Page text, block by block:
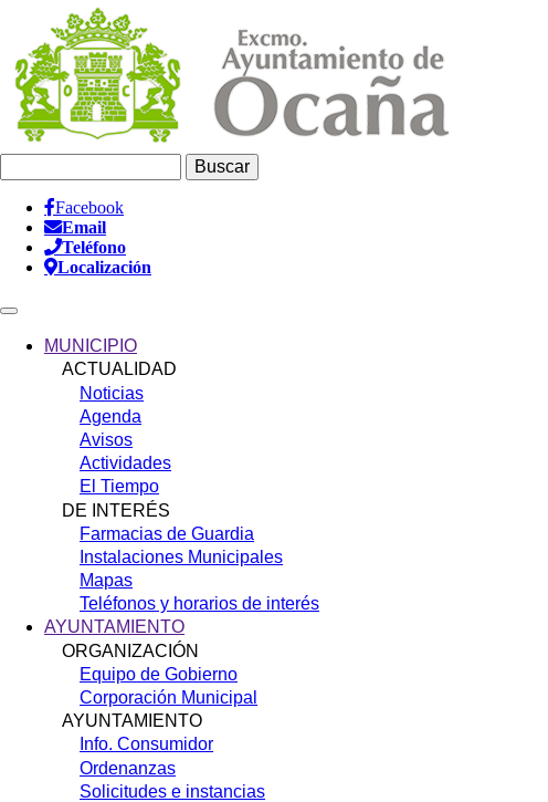
contenido
principal
Información
Header
Facebook
Email
Teléfono
Localización
navigationMUNICIPIO
ACTUALIDAD
Noticias
Agenda
Avisos
Actividades
El Tiempo
DE INTERÉS
Farmacias de Guardia
Instalaciones Municipales
Mapas
Teléfonos y horarios de interés
AYUNTAMIENTO
ORGANIZACIÓN
Equipo de Gobierno
Corporación Municipal
AYUNTAMIENTO
Info. Consumidor
Ordenanzas
Solicitudes e instancias